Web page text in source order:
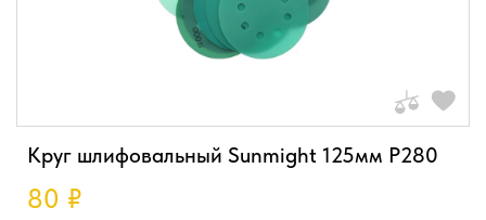
Круг шлифовальный Sunmight 125мм P280
80 ₽